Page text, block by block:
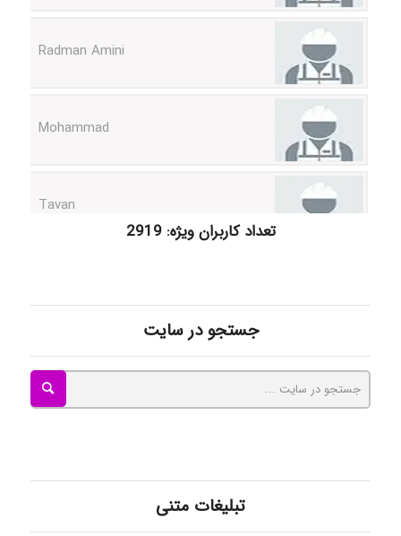
ayda habibnejad
Nazaninkarkon
تعداد کاربران ویژه: 2919
جستجو در سایت
تبلیغات متنی